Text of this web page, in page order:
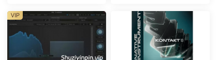
修正了在 “自动 “和 “固定网格 “设置之间切换时，波形编辑器切
修正了 KSP：当父 ui_panel 的 UI ID 高于子 ui_panel 时崩溃
VIP